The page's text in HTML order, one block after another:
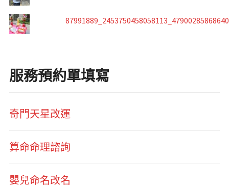
服務預約單填寫
奇門天星改運
算命命理諮詢
嬰兒命名改名